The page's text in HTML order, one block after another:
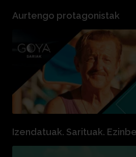
Aurtengo protagonistak
Izendatuak. Sarituak.